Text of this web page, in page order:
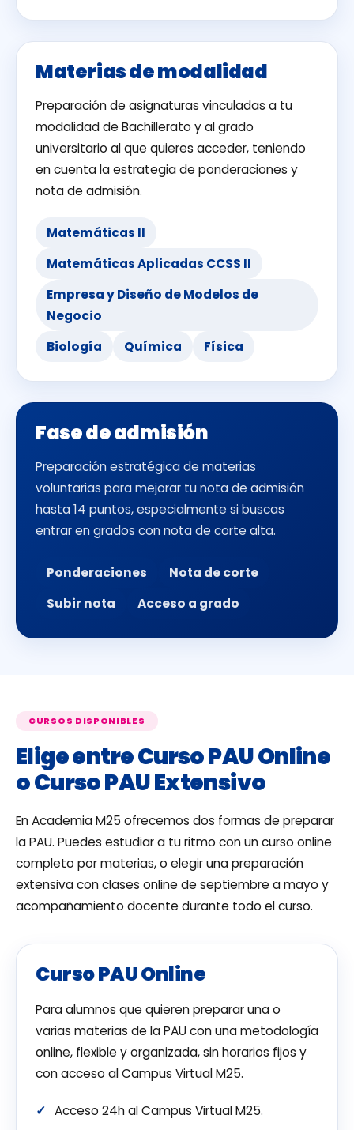
Materias de modalidad
Preparación de asignaturas vinculadas a tu
modalidad de Bachillerato y al grado
universitario al que quieres acceder, teniendo
en cuenta la estrategia de ponderaciones y
nota de admisión.
Matemáticas II
Matemáticas Aplicadas CCSS II
Empresa y Diseño de Modelos de
Negocio
Biología
Química Física
Fase de admisión
Preparación estratégica de materias
voluntarias para mejorar tu nota de admisión
hasta 14 puntos, especialmente si buscas
entrar en grados con nota de corte alta.
Ponderaciones
Nota de corte
Subir nota
Acceso a grado
CURSOS DISPONIBLES
Elige entre Curso PAU Online
o Curso PAU Extensivo
En Academia M25 ofrecemos dos formas de preparar
la PAU. Puedes estudiar a tu ritmo con un curso online
completo por materias, o elegir una preparación
extensiva con clases online de septiembre a mayo y
acompañamiento docente durante todo el curso.
Curso PAU Online
Para alumnos que quieren preparar una o
varias materias de la PAU con una metodología
online, flexible y organizada, sin horarios fijos y
con acceso al Campus Virtual M25.
Acceso 24h al Campus Virtual M25.